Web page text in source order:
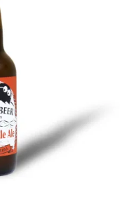
QUICK VIEW